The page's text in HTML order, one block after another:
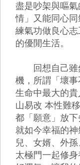
盡是吵架與嘔
情」又能同心
練氣功做良心
的優閒生活。
回想自己雖
機，所謂「壞
生命中最大的
山易改 本性難
都「願意」放
就如今幸福的
兒、女婿、外
太極門一起修